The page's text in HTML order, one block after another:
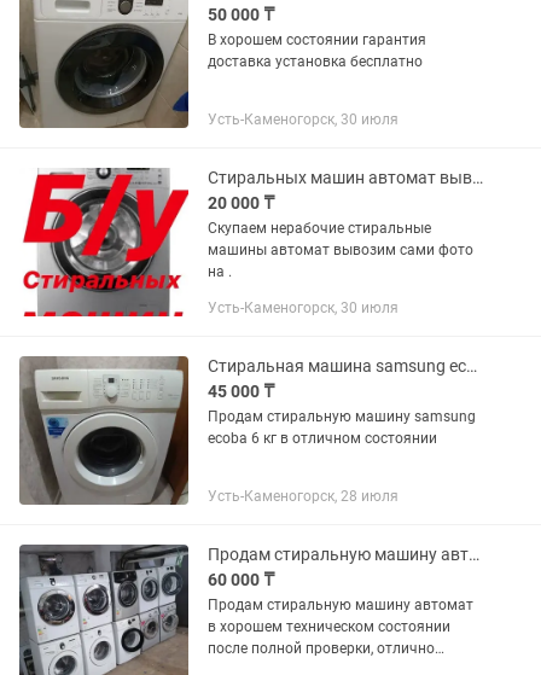
50 000 ₸
В хорошем состоянии гарантия
доставка установка бесплатно
Усть-Каменогорск, 30 июля
Стиральных машин автомат вывозим сами
20 000 ₸
Скупаем нерабочие стиральные
машины автомат вывозим сами фото
на .
Усть-Каменогорск, 30 июля
Стиральная машина samsung eco bubble 6 кг
45 000 ₸
Продам стиральную машину samsung
ecoba 6 кг в отличном состоянии
Усть-Каменогорск, 28 июля
Продам стиральную машину автомат, гарантия, доставка
60 000 ₸
Продам стиральную машину автомат
в хорошем техническом состоянии
после полной проверки, отлично